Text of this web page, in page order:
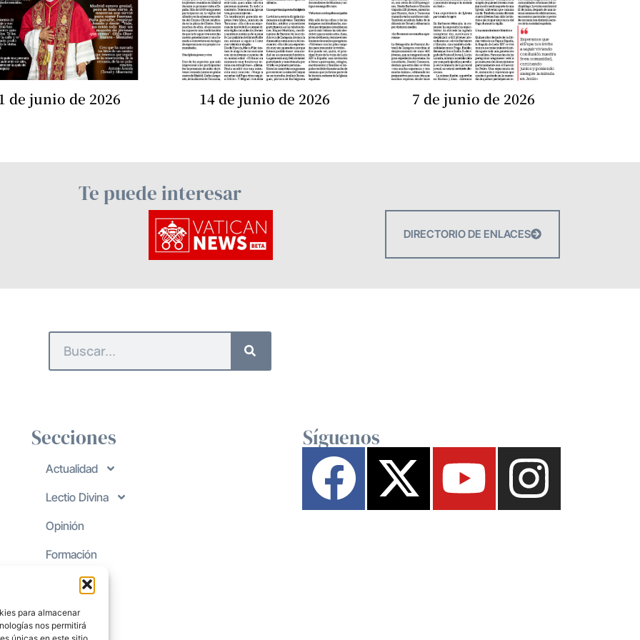
para almacenar
nos permitirá
de junio de 2026 14 de junio de 2026 7 de junio de 2026
Te puede interesar
DIRECTORIO DE ENLACES
Secciones
Actualidad
Lectio Divina
Opinión
Formación
Síguenos